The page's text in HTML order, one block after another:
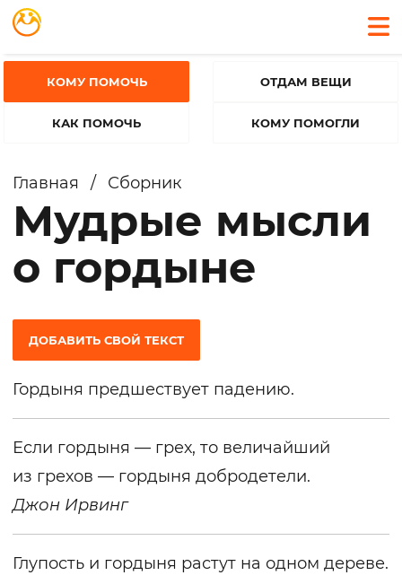
КОМУ ПОМОЧЬ
КАК ПОМОЧЬ
ОТДАМ ВЕЩИ
КОМУ ПОМОГЛИ
Главная / Сборник
Мудрые мысли
о гордыне
ДОБАВИТЬ СВОЙ ТЕКСТ
Гордыня предшествует падению.
Если гордыня — грех, то величайший
из грехов — гордыня добродетели.
Джон Ирвинг
Глупость и гордыня растут на одном дереве.